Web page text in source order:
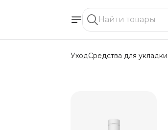
УходСредства для укладки